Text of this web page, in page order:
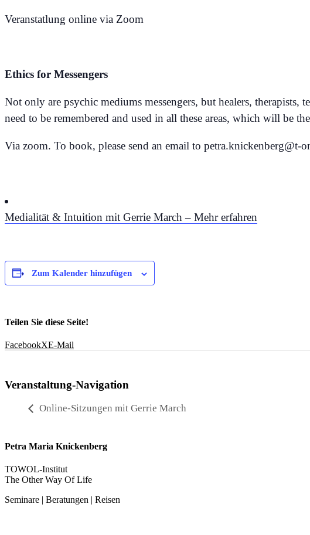
Veranstatlung online via Zoom
Ethics for Messengers
Not only are psychic mediums messengers, but healers,
need to be remembered and used in all these areas, which will be
Via zoom. To book, please send an email to petra.knickenberg@t-
Medialität & Intuition mit Gerrie March – Mehr erfahren
Zum Kalender hinzufügen
Teilen Sie diese Seite!
FacebookXE-Mail
Veranstaltung-Navigation
Online-Sitzungen mit Gerrie March
Petra Maria Knickenberg
TOWOL-Institut
The Other Way Of Life
Seminare | Beratungen | Reisen